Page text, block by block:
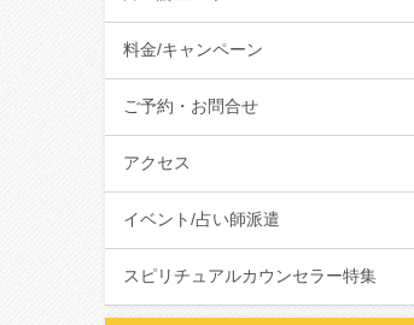
料金/キャンペーン
ご予約・お問合せ
アクセス
イベント/占い師派遣
スピリチュアルカウンセラー特集